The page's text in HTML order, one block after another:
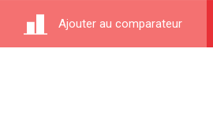
Ajouter au comparateur